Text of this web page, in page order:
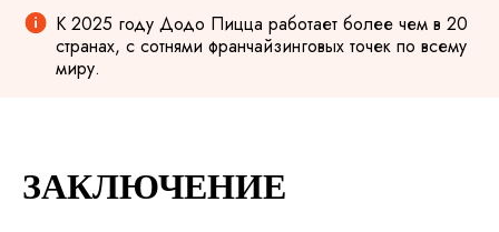
К 2025 году Додо Пицца работает более чем в 20
странах, с сотнями франчайзинговых точек по всему
миру.
ЗАКЛЮЧЕНИЕ